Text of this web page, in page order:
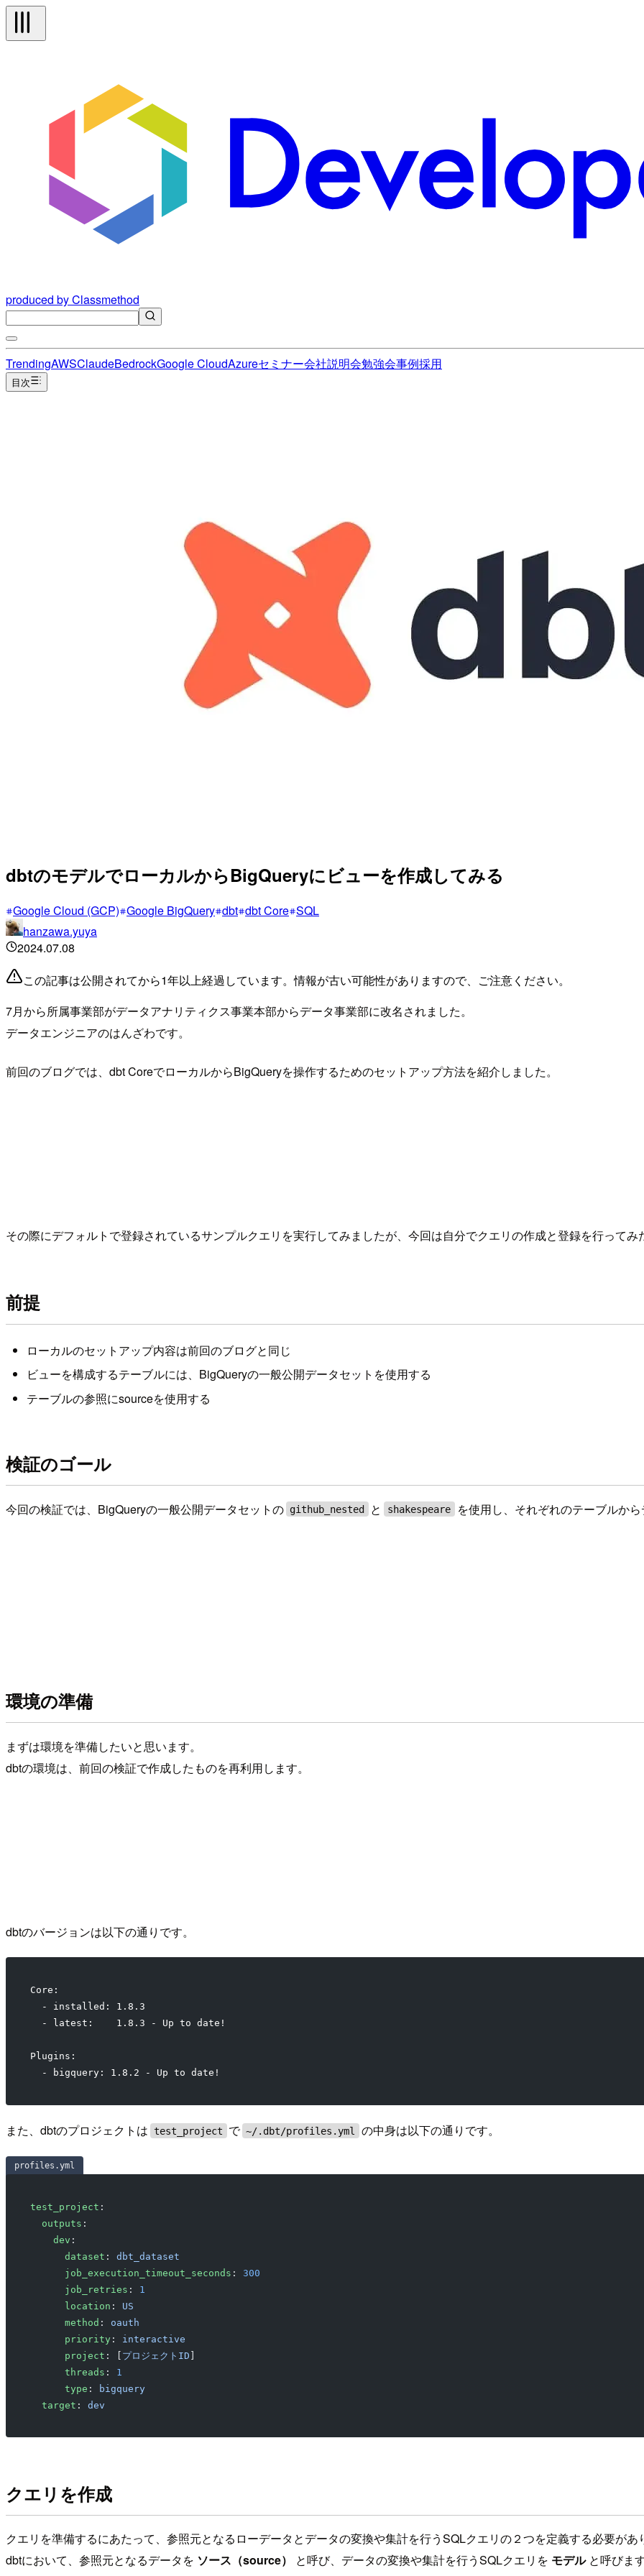
produced by Classmethod
TrendingAWSClaudeBedrockGoogle CloudAzureセミナー会社説明会勉強会事例採用
目次
dbtのモデルでローカルからBigQueryにビューを作成してみる
Google Cloud (GCP) Google BigQuery dbt dbt Core SQL
hanzawa.yuya
2024.07.08
この記事は公開されてから1年以上経過しています。情報が古い可能性がありますので、ご注意ください。
7月から所属事業部がデータアナリティクス事業本部からデータ事業部に改名されました。
データエンジニアのはんざわです。
前回のブログでは、dbt CoreでローカルからBigQueryを操作するためのセットアップ方法を紹介しました。
その際にデフォルトで登録されているサンプルクエリを実行してみましたが、今回は自分でクエリの作成と登録を行ってみ
前提
ローカルのセットアップ内容は前回のブログと同じ
ビューを構成するテーブルには、BigQueryの一般公開データセットを使用する
テーブルの参照にsourceを使用する
検証のゴール
今回の検証では、BigQueryの一般公開データセットの github_nested と shakespeare を使用し、それぞれのテーブルか
環境の準備
まずは環境を準備したいと思います。
dbtの環境は、前回の検証で作成したものを再利用します。
dbtのバージョンは以下の通りです。
Core:
  - installed: 1.8.3
  - latest:    1.8.3 - Up to date!
Plugins:
  - bigquery: 1.8.2 - Up to date!
また、dbtのプロジェクトは test_project で ~/.dbt/profiles.yml の中身は以下の通りです。
profiles.yml
test_project :
  outputs
:
    dev
:
      dataset
: dbt_dataset
      job_execution_timeout_seconds
: 300
      job_retries
: 1
      location
: US
      method
: oauth
      priority
: interactive
      project
: [ プロジェクトID
      threads
: 1
      type
:
bigquery
  target
: dev
クエリを作成
クエリを準備するにあたって、参照元となるローデータとデータの変換や集計を行うSQLクエリの２つを定義する必要があ
dbtにおいて、参照元となるデータを ソース（source） と呼び、データの変換や集計を行うSQLクエリを モデルと呼びます